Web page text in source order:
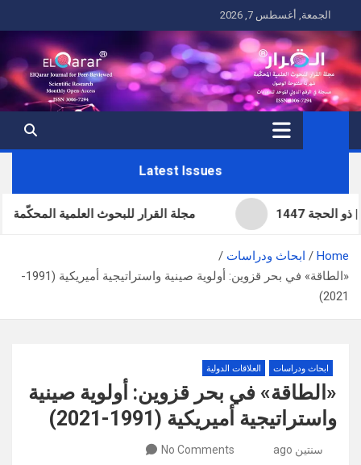
to
content
الجمعة, أغسطس 7, 2026
Latest Issues
مجلة القرار للبحوث العلمية المحكّمة |
Home
ابحاث ودراسات
«الطاقة» في بحر قزوين: أولوية صينية واستراتيجية أميريكية (1991-
2021)
ابحاث ودراسات العلاقات الدولية
«الطاقة» في بحر قزوين: أولوية صينية
واستراتيجية أميريكية (1991-2021)
سنتين ago No Comments